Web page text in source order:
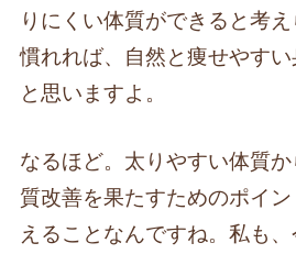
りにくい体質ができると考
慣れれば、自然と痩せやす
と思いますよ。
なるほど。太りやすい体質
質改善を果たすためのポイ
えることなんですね。私も